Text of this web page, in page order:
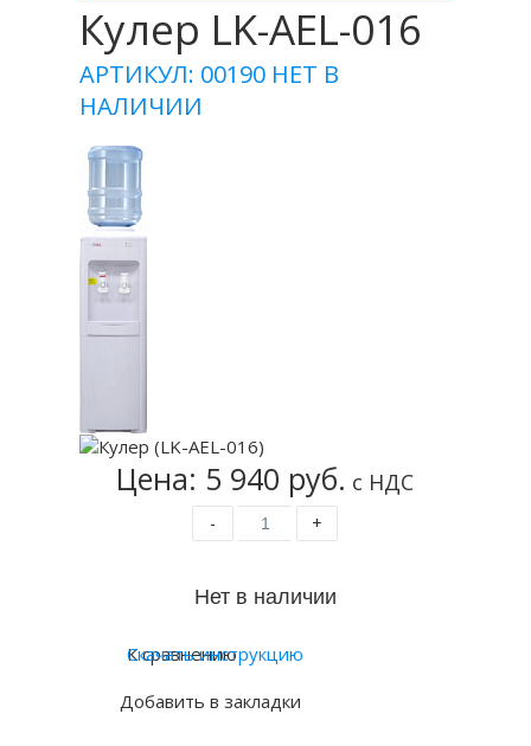
Кулер LK-AEL-016
АРТИКУЛ: 00190 НЕТ В
НАЛИЧИИ
Цена: 5 940 руб. с НДС
- +
К сравнению
Добавить в закладки
Скачать инструкцию